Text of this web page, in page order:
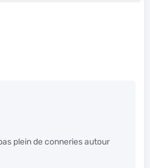
plein de conneries autour